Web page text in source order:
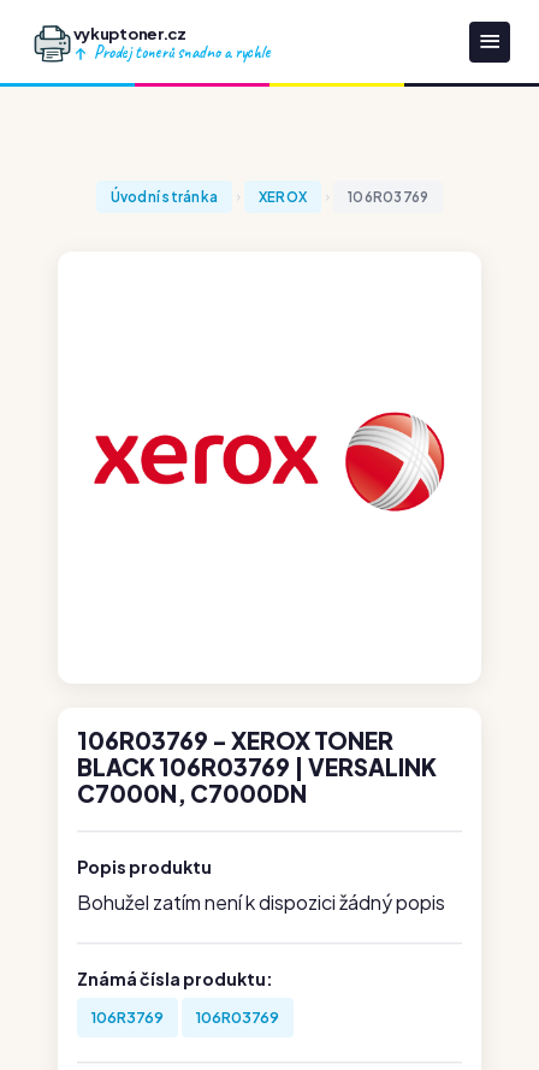
vykuptoner.cz
Prodej tonerů snadno a rychle
Úvodní stránka XEROX 106R03769
106R03769 - XEROX TONER
BLACK 106R03769 | VERSALINK
C7000N, C7000DN
Popis produktu
Bohužel zatím není k dispozici žádný popis
Známá čísla produktu:
106R3769 106R03769